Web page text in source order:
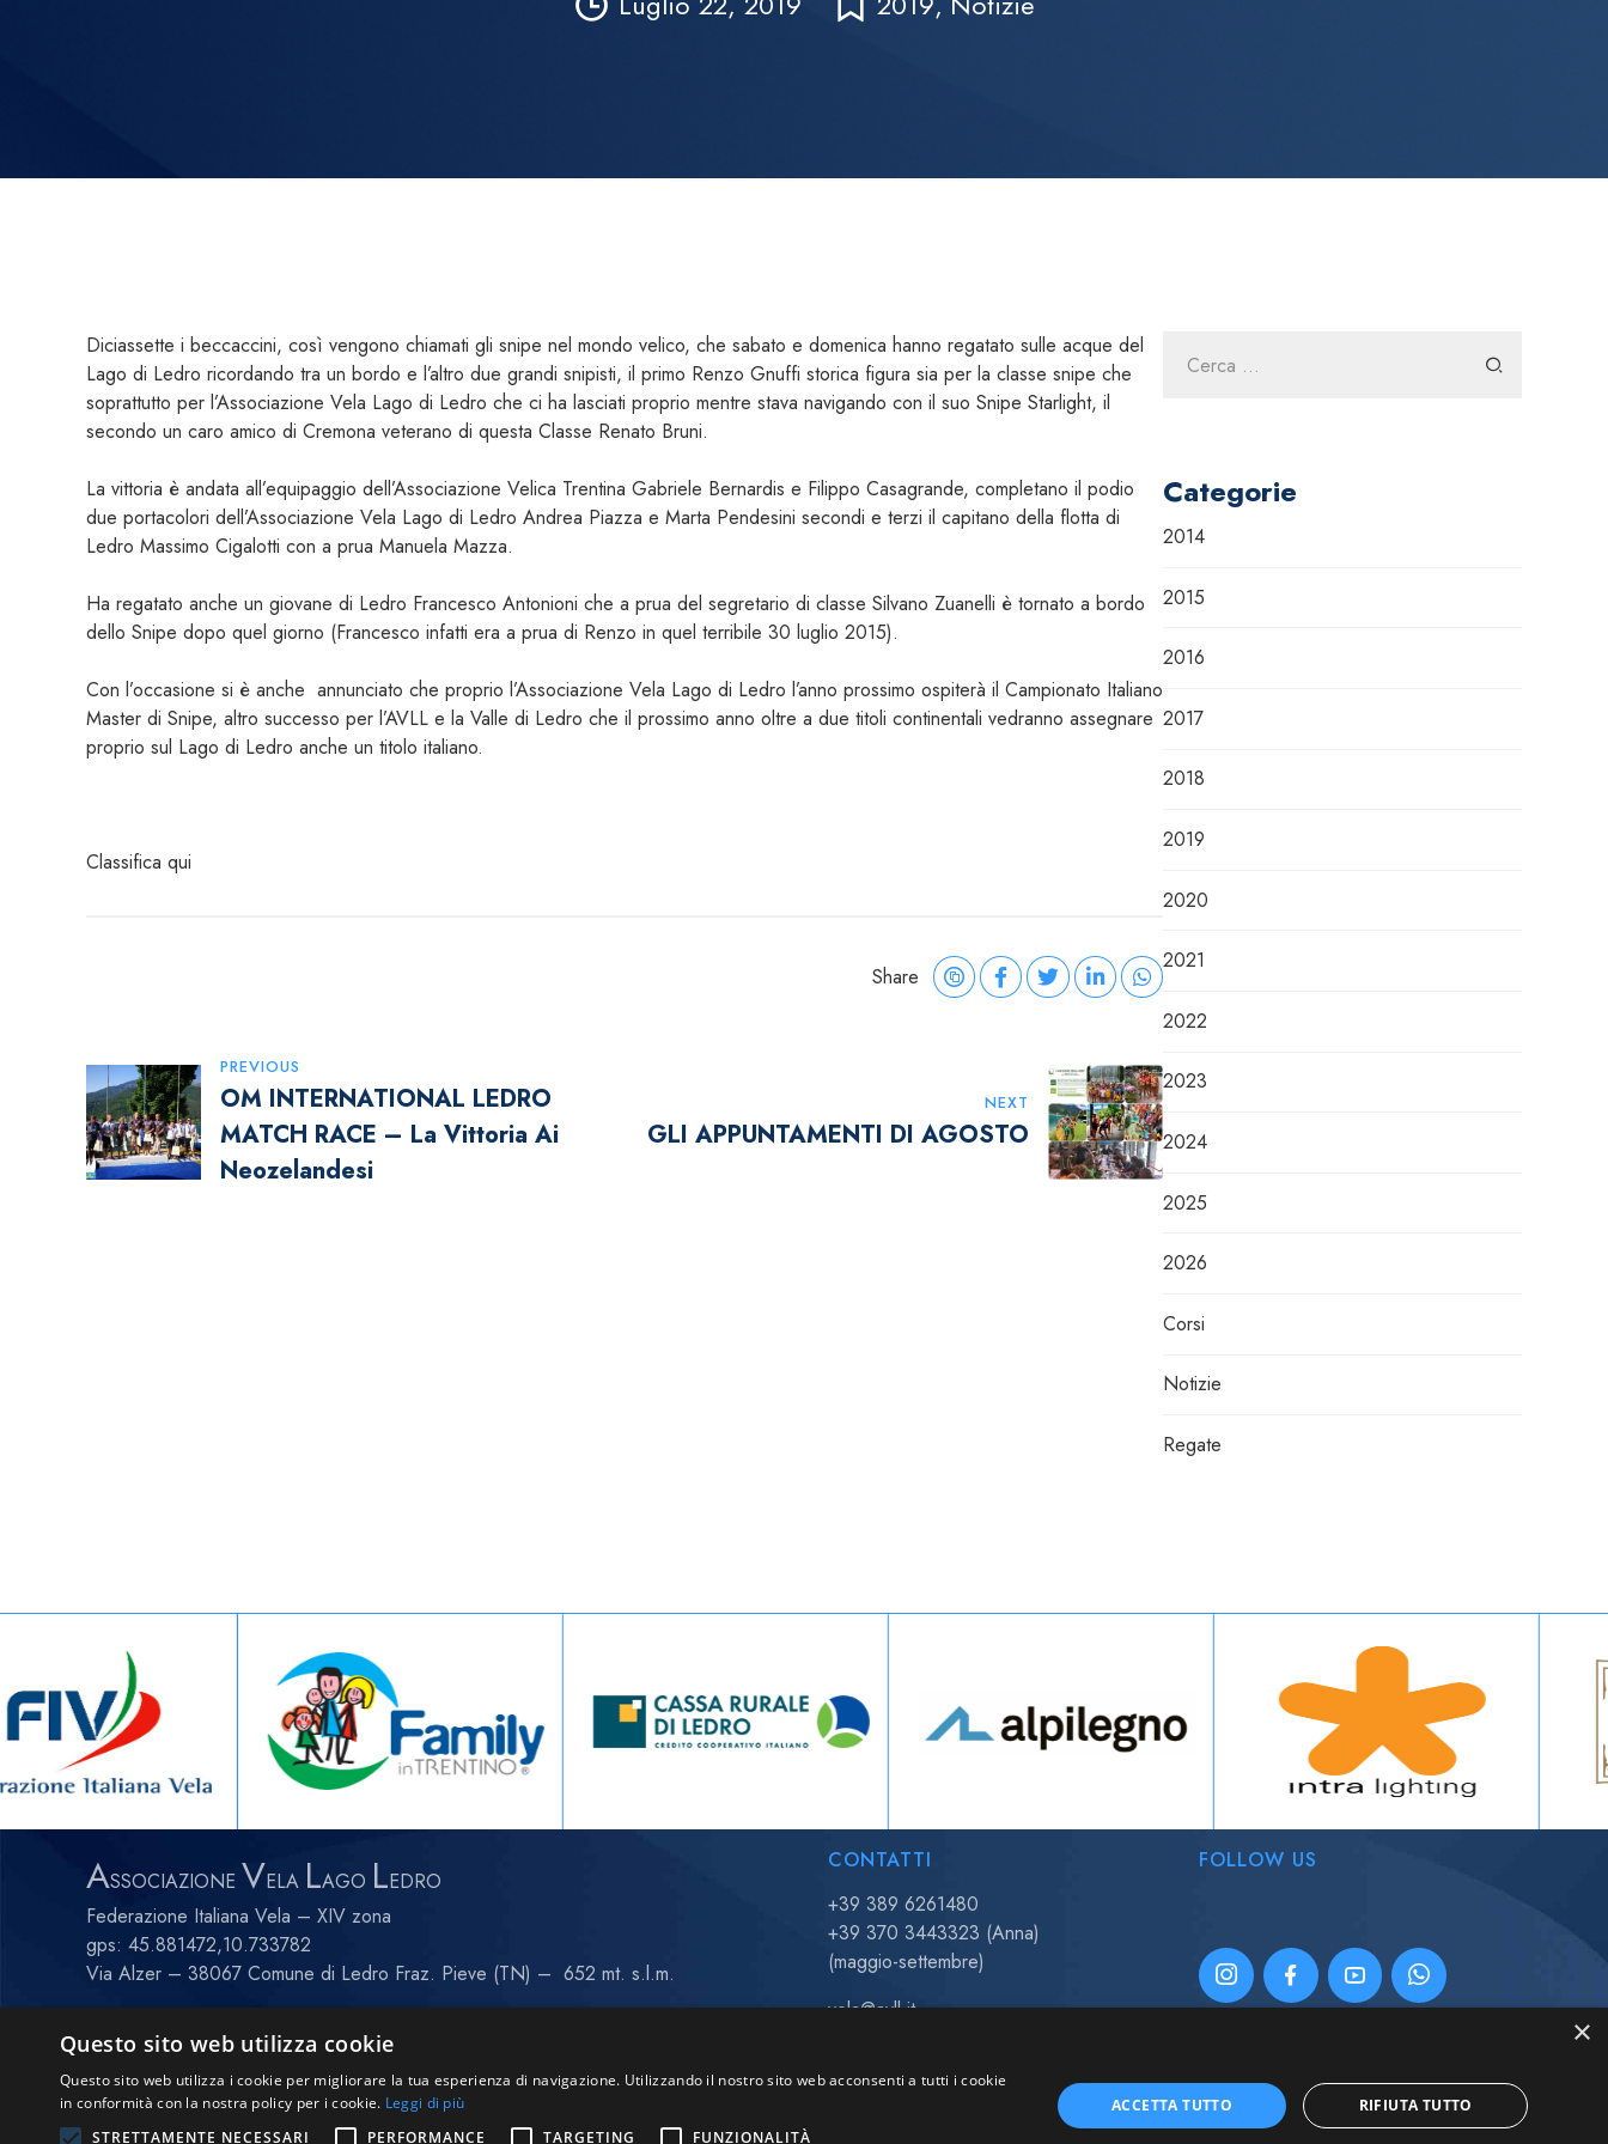
Diciassette i beccaccini, così vengono chiamati gli snipe nel mondo velico, che sabato e domenica hanno regatato sulle acque del
Lago di Ledro ricordando tra un bordo e l’altro due grandi snipisti, il primo Renzo Gnuffi storica figura sia per la classe snipe che
soprattutto per l’Associazione Vela Lago di Ledro che ci ha lasciati proprio mentre stava navigando con il suo Snipe Starlight, il
secondo un caro amico di Cremona veterano di questa Classe Renato Bruni.
La vittoria è andata all’equipaggio dell’Associazione Velica Trentina Gabriele Bernardis e Filippo Casagrande, completano il podio
due portacolori dell’Associazione Vela Lago di Ledro Andrea Piazza e Marta Pendesini secondi e terzi il capitano della flotta di
Ledro Massimo Cigalotti con a prua Manuela Mazza.
Ha regatato anche un giovane di Ledro Francesco Antonioni che a prua del segretario di classe Silvano Zuanelli è tornato a bordo
dello Snipe dopo quel giorno (Francesco infatti era a prua di Renzo in quel terribile 30 luglio 2015).
Con l’occasione si è anche annunciato che proprio l’Associazione Vela Lago di Ledro l’anno prossimo ospiterà il Campionato Italiano
Master di Snipe, altro successo per l’AVLL e la Valle di Ledro che il prossimo anno oltre a due titoli continentali vedranno assegnare
proprio sul Lago di Ledro anche un titolo italiano.
Classifica qui
Share
Navigazione
Articoli
PREVIOUS
OM INTERNATIONAL LEDRO
MATCH RACE – La Vittoria Ai
Neozelandesi
NEXT
GLI APPUNTAMENTI DI AGOSTO
per:
Categorie
2014
2015
2016
2017
2018
2019
2020
2021
2022
2023
2024
2025
2026
Corsi
Notizie
Regate
ASSOCIAZIONE VELA LAGO LEDRO
Federazione Italiana Vela – XIV zona
gps: 45.881472,10.733782
Via Alzer – 38067 Comune di Ledro Fraz. Pieve (TN) – 652 mt. s.l.m.
P. IVA 01247260225
Project byGraffitiweb|Privacy policy|Cookie Policy
CONTATTI
+39 389 6261480
+39 370 3443323 (Anna)
(maggio-settembre)
vela@avll.it
FOLLOW US
×
Questo sito web utilizza cookie
Questo sito web utilizza i cookie per migliorare la tua esperienza di navigazione. Utilizzando il nostro sito web acconsenti a tutti i cookie
in conformità con la nostra policy per i cookie. Leggi di più
STRETTAMENTE NECESSARI
PERFORMANCE TARGETING FUNZIONALITÀ
ACCETTA TUTTO RIFIUTA TUTTO